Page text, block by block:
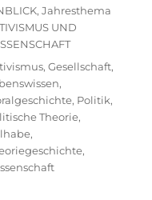
,Jahresthema
UND
,Gesellschaft,
,
, Politik,
Theorie,
,
,